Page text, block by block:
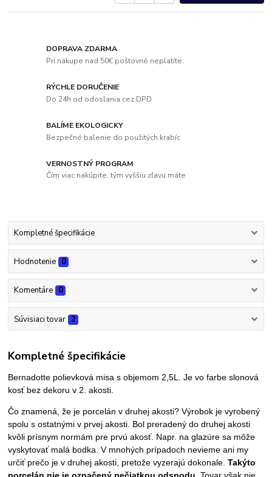
DOPRAVA ZDARMA
Pri nákupe nad 50€ poštovné neplatíte.
RÝCHLE DORUČENIE
Do 24h od odoslania cez DPD
BALÍME EKOLOGICKY
Bezpečné balenie do použitých krabíc
VERNOSTNÝ PROGRAM
Čím viac nakúpite, tým vyššiu zľavu máte
Kompletné špecifikácie
Hodnotenie 0
Komentáre 0
Súvisiaci tovar 2
Kompletné špecifikácie
Bernadotte polievková misa s objemom 2,5L. Je vo farbe slonová
kosť bez dekoru v 2. akosti.
Čo znamená, že je porcelán v druhej akosti? Výrobok je vyrobený
spolu s ostatnými v prvej akosti. Bol preradený do druhej akosti
kvôli prísnym normám pre prvú akosť. Napr. na glazúre sa môže
vyskytovať malá bodka. V mnohých prípadoch nevieme ani my
určiť prečo je v druhej akosti, pretože vyzerajú dokonale.Takýto